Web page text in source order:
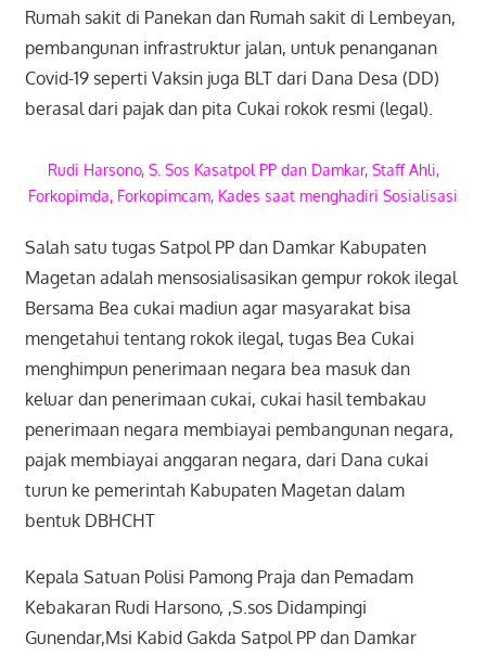
Rumah sakit di Panekan dan Rumah sakit di Lembeyan,
pembangunan infrastruktur jalan, untuk penanganan
Covid-19 seperti Vaksin juga BLT dari Dana Desa (DD)
berasal dari pajak dan pita Cukai rokok resmi (legal).
Rudi Harsono, S. Sos Kasatpol PP dan Damkar, Staff Ahli,
Forkopimda, Forkopimcam, Kades saat menghadiri Sosialisasi
Salah satu tugas Satpol PP dan Damkar Kabupaten
Magetan adalah mensosialisasikan gempur rokok ilegal
Bersama Bea cukai madiun agar masyarakat bisa
mengetahui tentang rokok ilegal, tugas Bea Cukai
menghimpun penerimaan negara bea masuk dan
keluar dan penerimaan cukai, cukai hasil tembakau
penerimaan negara membiayai pembangunan negara,
pajak membiayai anggaran negara, dari Dana cukai
turun ke pemerintah Kabupaten Magetan dalam
bentuk DBHCHT
Kepala Satuan Polisi Pamong Praja dan Pemadam
Kebakaran Rudi Harsono, ,S.sos Didampingi
Gunendar,Msi Kabid Gakda Satpol PP dan Damkar